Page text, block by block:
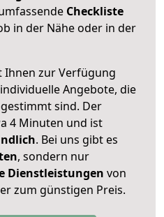
Checkliste
in der Nähe oder in der
Ihnen zur Verfügung
Angebote, die
sind. Der
4 Minuten und ist
. Bei uns gibt es
, sondern nur
Dienstleistungen von
zum günstigen Preis.